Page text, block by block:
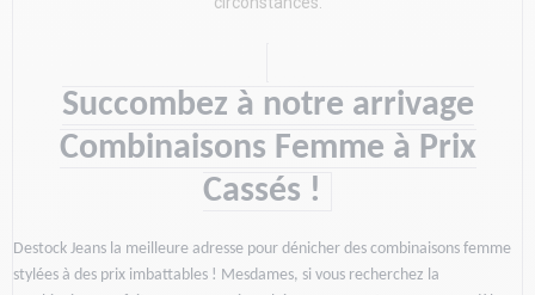
Succombez à notre arrivage
Combinaisons Femme à Prix
Cassés !
Destock Jeans la meilleure adresse pour dénicher des combinaisons femme
stylées à des prix imbattables ! Mesdames, si vous recherchez la